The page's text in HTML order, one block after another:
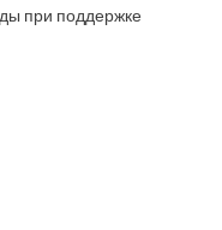
при поддержке